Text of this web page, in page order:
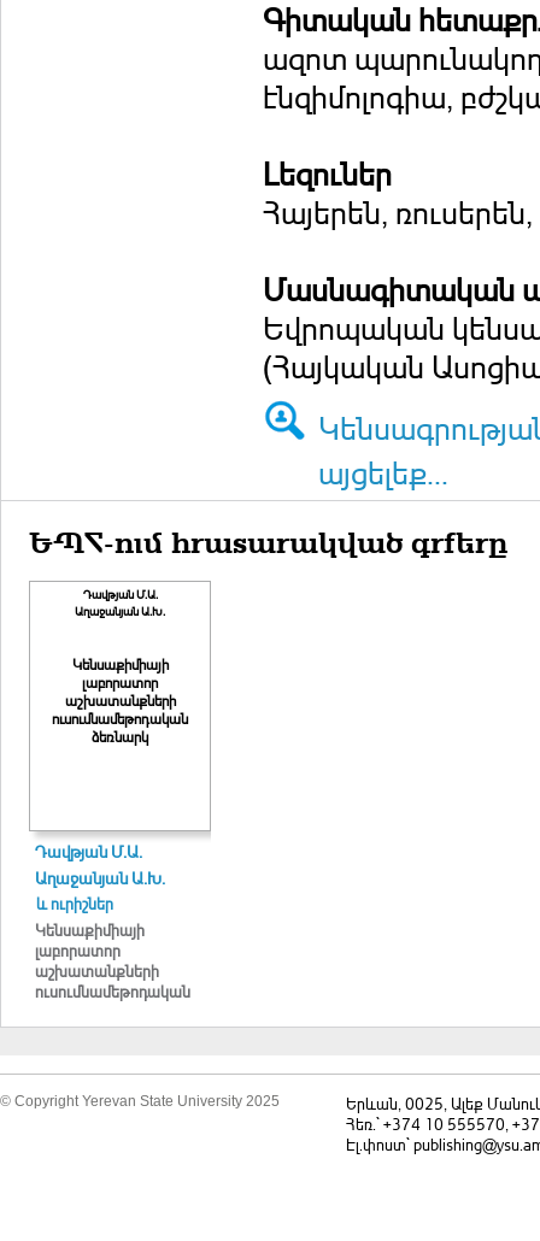
Գիտական
ազոտ պարունակող
էնզիմոլոգիա,
Լեզուներ
Հայերեն,
Մասնագիտական
Եվրոպական
(Հայկական
այցելեք...
ԵՊՀ-ում հրատարակված գրքերը
Դավթյան Մ.Ա.
Աղաջանյան Ա.Խ.
Կենսաքիմիայի
լաբորատոր
աշխատանքների
ուսումնամեթոդական
ձեռնարկ
Դավթյան Մ.Ա.
Աղաջանյան Ա.Խ.
և ուրիշներ
Կենսաքիմիայի
լաբորատոր
աշխատանքների
ուսումնամեթոդական
© Copyright Yerevan State University 2025
Երևան, 0025, Ալեք
Հեռ.` +374 10 555570,
Էլ.փոստ`